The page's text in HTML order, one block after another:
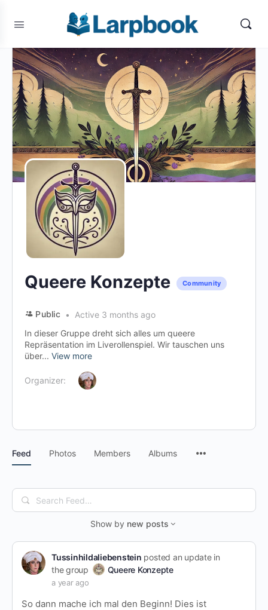
Queere Konzepte Community
Public
Active 3 months ago
In dieser Gruppe dreht sich alles um queere
Repräsentation im Liverollenspiel. Wir tauschen uns
über... View more
Organizer:
Feed Photos Members Albums
Search
Feed…
Show by new posts
Tussinhildaliebenstein posted an update in
the group
Queere Konzepte
a year ago
So dann mache ich mal den Beginn! Dies ist